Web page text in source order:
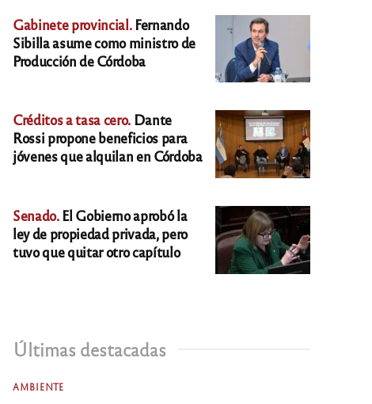
Gabinete provincial.Fernando
Sibilla asume como ministro de
Producción de Córdoba
Créditos a tasa cero. Dante
Rossi propone beneficios para
jóvenes que alquilan en Córdoba
Senado.El Gobierno aprobó la
ley de propiedad privada, pero
tuvo que quitar otro capítulo
Últimas destacadas
AMBIENTE